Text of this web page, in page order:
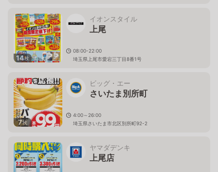
14枚
イオンスタイル
上尾
08:00-22:00
埼玉県上尾市愛宕三丁目8番1号
7枚
ビッグ・エー
さいたま別所町
4:00～26:00
埼玉県さいたま市北区別所町92-2
ヤマダデンキ
上尾店